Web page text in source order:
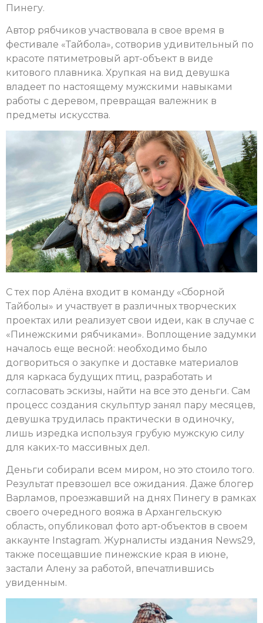
Пинегу.
Автор рябчиков участвовала в свое время в
фестивале «Тайбола», сотворив удивительный по
красоте пятиметровый арт-объект в виде
китового плавника. Хрупкая на вид девушка
владеет по настоящему мужскими навыками
работы с деревом, превращая валежник в
предметы искусства.
С тех пор Алёна входит в команду «Сборной
Тайболы» и участвует в различных творческих
проектах или реализует свои идеи, как в случае с
«Пинежскими рябчиками». Воплощение задумки
началось еще весной: необходимо было
догвориться о закупке и доставке материалов
для каркаса будущих птиц, разработать и
согласовать эскизы, найти на все это деньги. Сам
процесс создания скульптур занял пару месяцев,
девушка трудилась практически в одиночку,
лишь изредка используя грубую мужскую силу
для каких-то массивных дел.
Деньги собирали всем миром, но это стоило того.
Результат превзошел все ожидания. Даже блогер
Варламов, проезжавший на днях Пинегу в рамках
своего очередного вояжа в Архангельскую
область, опубликовал фото арт-объектов в своем
аккаунте Instagram. Журналисты издания News29,
также посещавшие пинежские края в июне,
застали Алену за работой, впечатлившись
увиденным.